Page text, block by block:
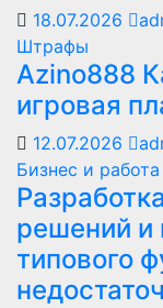
18.07.2026
Штрафы
Azino888
игровая
12.07.2026
Бизнес и работа
решений и
типового